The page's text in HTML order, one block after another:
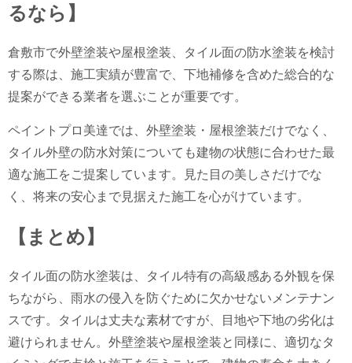
るなら】
倉敷市で外壁塗装や屋根塗装、タイル面の防水塗装を検討
する際は、施工実績が豊富で、下地補修を含めた総合的な
提案ができる業者を選ぶことが重要です。
ペイントプロ美達では、外壁塗装・屋根塗装だけでなく、
タイル外壁の防水対策についても建物の状態に合わせた最
適な施工をご提案しています。見た目の美しさだけでな
く、将来の安心まで見据えた施工を心がけています。
【まとめ】
タイル面の防水塗装は、タイル特有の高級感ある外観を保
ちながら、雨水の侵入を防ぐために欠かせないメンテナン
スです。タイルは丈夫な素材ですが、目地や下地の劣化は
避けられません。外壁塗装や屋根塗装と同様に、適切なタ